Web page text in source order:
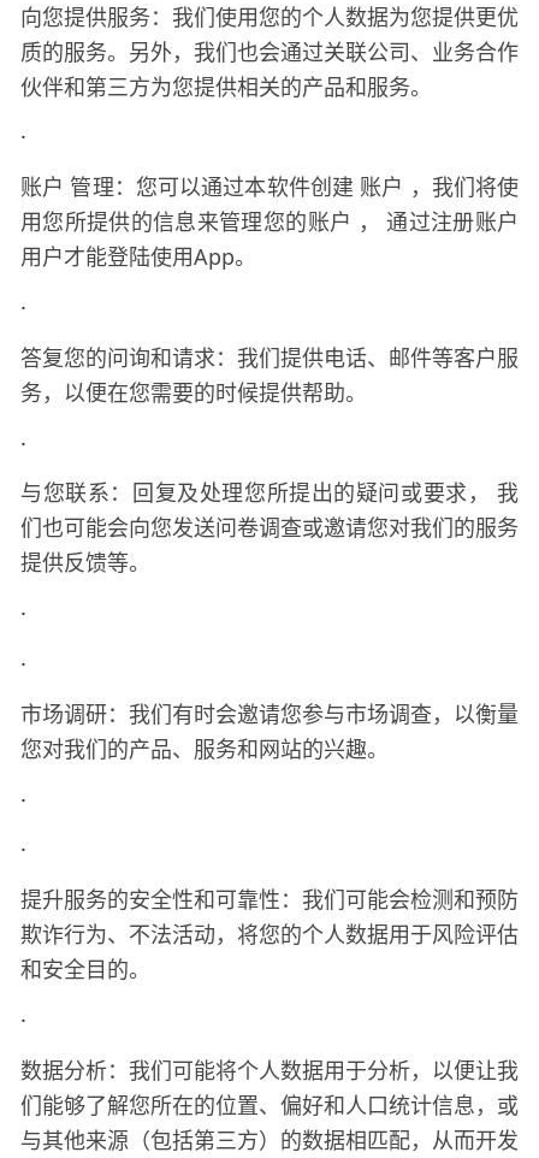
向您提供服务：我们使用您的个人数据为您提供更优
质的服务。另外，我们也会通过关联公司、业务合作
伙伴和第三方为您提供相关的产品和服务。
·
账户 管理：您可以通过本软件创建 账户 ，我们将使
用您所提供的信息来管理您的账户 ，
通过注册账户
用户才能登陆使用App。
·
答复您的问询和请求：我们提供电话、邮件等客户服
务，以便在您需要的时候提供帮助。
·
与您联系：回复及处理您所提出的疑问或要求，
我
们也可能会向您发送问卷调查或邀请您对我们的服务
提供反馈等。
·
·
市场调研：我们有时会邀请您参与市场调查，以衡量
您对我们的产品、服务和网站的兴趣。
·
·
提升服务的安全性和可靠性：我们可能会检测和预防
欺诈行为、不法活动，将您的个人数据用于风险评估
和安全目的。
·
数据分析：我们可能将个人数据用于分析，以便让我
们能够了解您所在的位置、偏好和人口统计信息，或
与其他来源（包括第三方）的数据相匹配，从而开发